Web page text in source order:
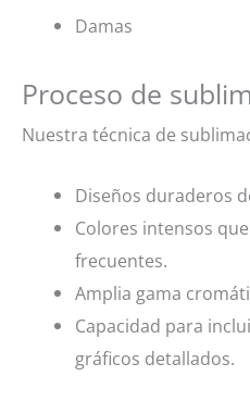
Damas
Proceso de
Nuestra técnica de
Diseños duraderos
Colores intensos
frecuentes.
Amplia gama
Capacidad para
gráficos detallados.